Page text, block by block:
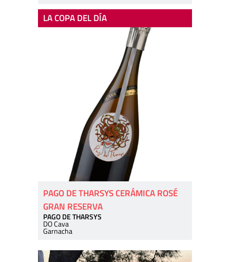
LA COPA DEL DÍA
PAGO DE THARSYS CERÁMICA ROSÉ
GRAN RESERVA
PAGO DE THARSYS
DO Cava
Garnacha